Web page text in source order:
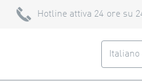
Hotline attiva 24 ore su
Italiano